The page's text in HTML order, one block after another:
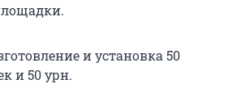
и установка 50
и 50 урн.